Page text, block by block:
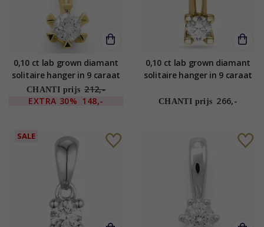
0,10 ct lab grown diamant
solitaire hanger in 9 caraat
goud 0,10 ct
CHANTI prijs 212,-
EXTRA 30% 148,-
0,10 ct lab grown diamant
solitaire hanger in 9 caraat
CHANTI prijs 266,-
SALE